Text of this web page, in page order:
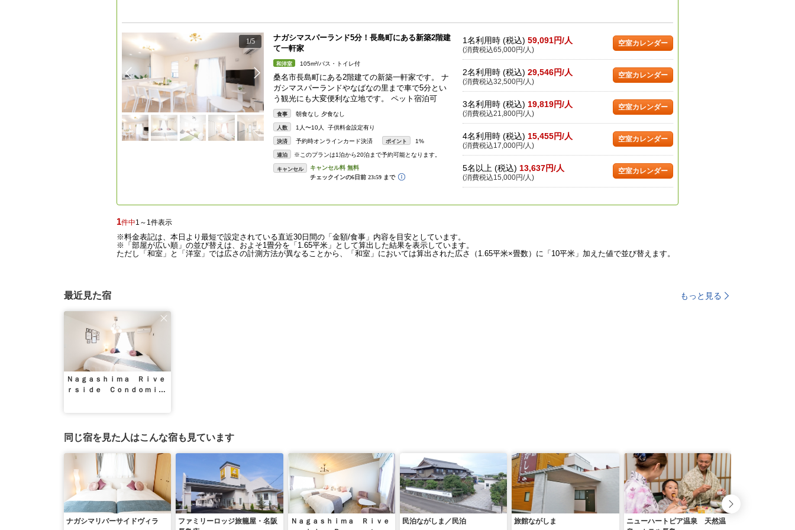
1/5
ナガシマスパーランド5分！長島町にある新築2階建
て一軒家
和洋室 105m²/バス・トイレ付
桑名市長島町にある2階建ての新築一軒家です。 ナ
ガシマスパーランドやなばなの里まで車で5分とい
う観光にも大変便利な立地です。 ペット宿泊可
食事 朝食なし 夕食なし
人数 1人〜10人 子供料金設定有り
決済 予約時オンラインカード決済 ポイント 1%
連泊 ※このプランは1泊から20泊まで予約可能となります。
キャンセル
1名利用時 (税込) 59,091円/人
(消費税込65,000円/人)
空室カレンダー
2名利用時 (税込) 29,546円/人
(消費税込32,500円/人)
空室カレンダー
3名利用時 (税込) 19,819円/人
(消費税込21,800円/人)
空室カレンダー
4名利用時 (税込) 15,455円/人
(消費税込17,000円/人)
空室カレンダー
5名以上 (税込) 13,637円/人
(消費税込15,000円/人)
空室カレンダー
1件中1～1件表示
※料金表記は、本日より最短で設定されている直近30日間の「金額/食事」内容を目安としています。
※「部屋が広い順」の並び替えは、およそ1畳分を「1.65平米」として算出した結果を表示しています。
ただし「和室」と「洋室」では広さの計測方法が異なることから、「和室」においては算出された広さ（1.65平米×畳数）に「10平米」加えた値で並び替えます。
最近見た宿 もっと見る
Ｎａｇａｓｈｉｍａ Ｒｉｖｅ
ｒｓｉｄｅ Ｃｏｎｄｏｍｉｎ
同じ宿を見た人はこんな宿も見ています
ナガシマリバーサイドヴィラ
ファミリーロッジ旅籠屋・名阪
Ｎａｇａｓｈｉｍａ Ｒｉｖｅ
民泊ながしま／民泊 旅館ながしま
ニューハートピア温泉 天然温